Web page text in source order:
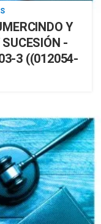
Y
-
3 ((012054-